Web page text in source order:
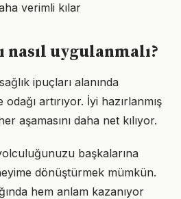
verimli kılar
nasıl uygulanmalı?
ipuçları alanında
artırıyor. İyi hazırlanmış
aşamasını daha net kılıyor.
başkalarına
dönüştürmek mümkün.
hem anlam kazanıyor